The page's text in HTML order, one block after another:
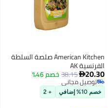
American Kitchen صلصة السلطة
الفرنسية AK
20.30
38.15خصم 46%
توصيل مجاني
توصيل مجاني
خصم 10% إضافي + 2